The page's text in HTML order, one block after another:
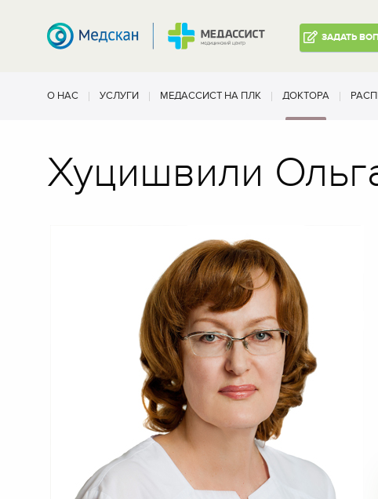
ЗАДАТЬ
О НАС УСЛУГИ МЕДАССИСТ НА ПЛК ДОКТОРА
Хуцишвили